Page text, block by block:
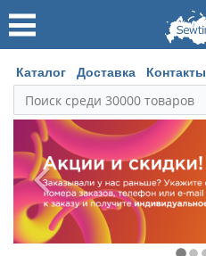
Каталог Доставка Контакты